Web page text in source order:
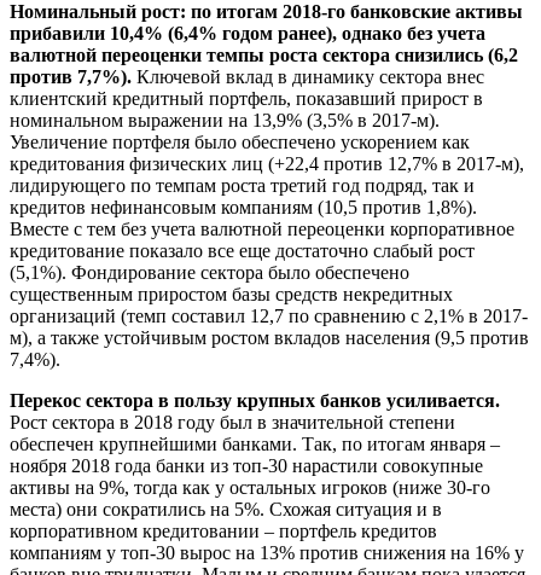
Номинальный рост: по итогам 2018-го банковские активы
прибавили 10,4% (6,4% годом ранее), однако без учета
валютной переоценки темпы роста сектора снизились (6,2
против 7,7%). Ключевой вклад в динамику сектора внес
клиентский кредитный портфель, показавший прирост в
номинальном выражении на 13,9% (3,5% в 2017-м).
Увеличение портфеля было обеспечено ускорением как
кредитования физических лиц (+22,4 против 12,7% в 2017-м),
лидирующего по темпам роста третий год подряд, так и
кредитов нефинансовым компаниям (10,5 против 1,8%).
Вместе с тем без учета валютной переоценки корпоративное
кредитование показало все еще достаточно слабый рост
(5,1%). Фондирование сектора было обеспечено
существенным приростом базы средств некредитных
организаций (темп составил 12,7 по сравнению с 2,1% в 2017-
м), а также устойчивым ростом вкладов населения (9,5 против
7,4%).
Перекос сектора в пользу крупных банков усиливается.
Рост сектора в 2018 году был в значительной степени
обеспечен крупнейшими банками. Так, по итогам января –
ноября 2018 года банки из топ-30 нарастили совокупные
активы на 9%, тогда как у остальных игроков (ниже 30-го
места) они сократились на 5%. Схожая ситуация и в
корпоративном кредитовании – портфель кредитов
компаниям у топ-30 вырос на 13% против снижения на 16% у